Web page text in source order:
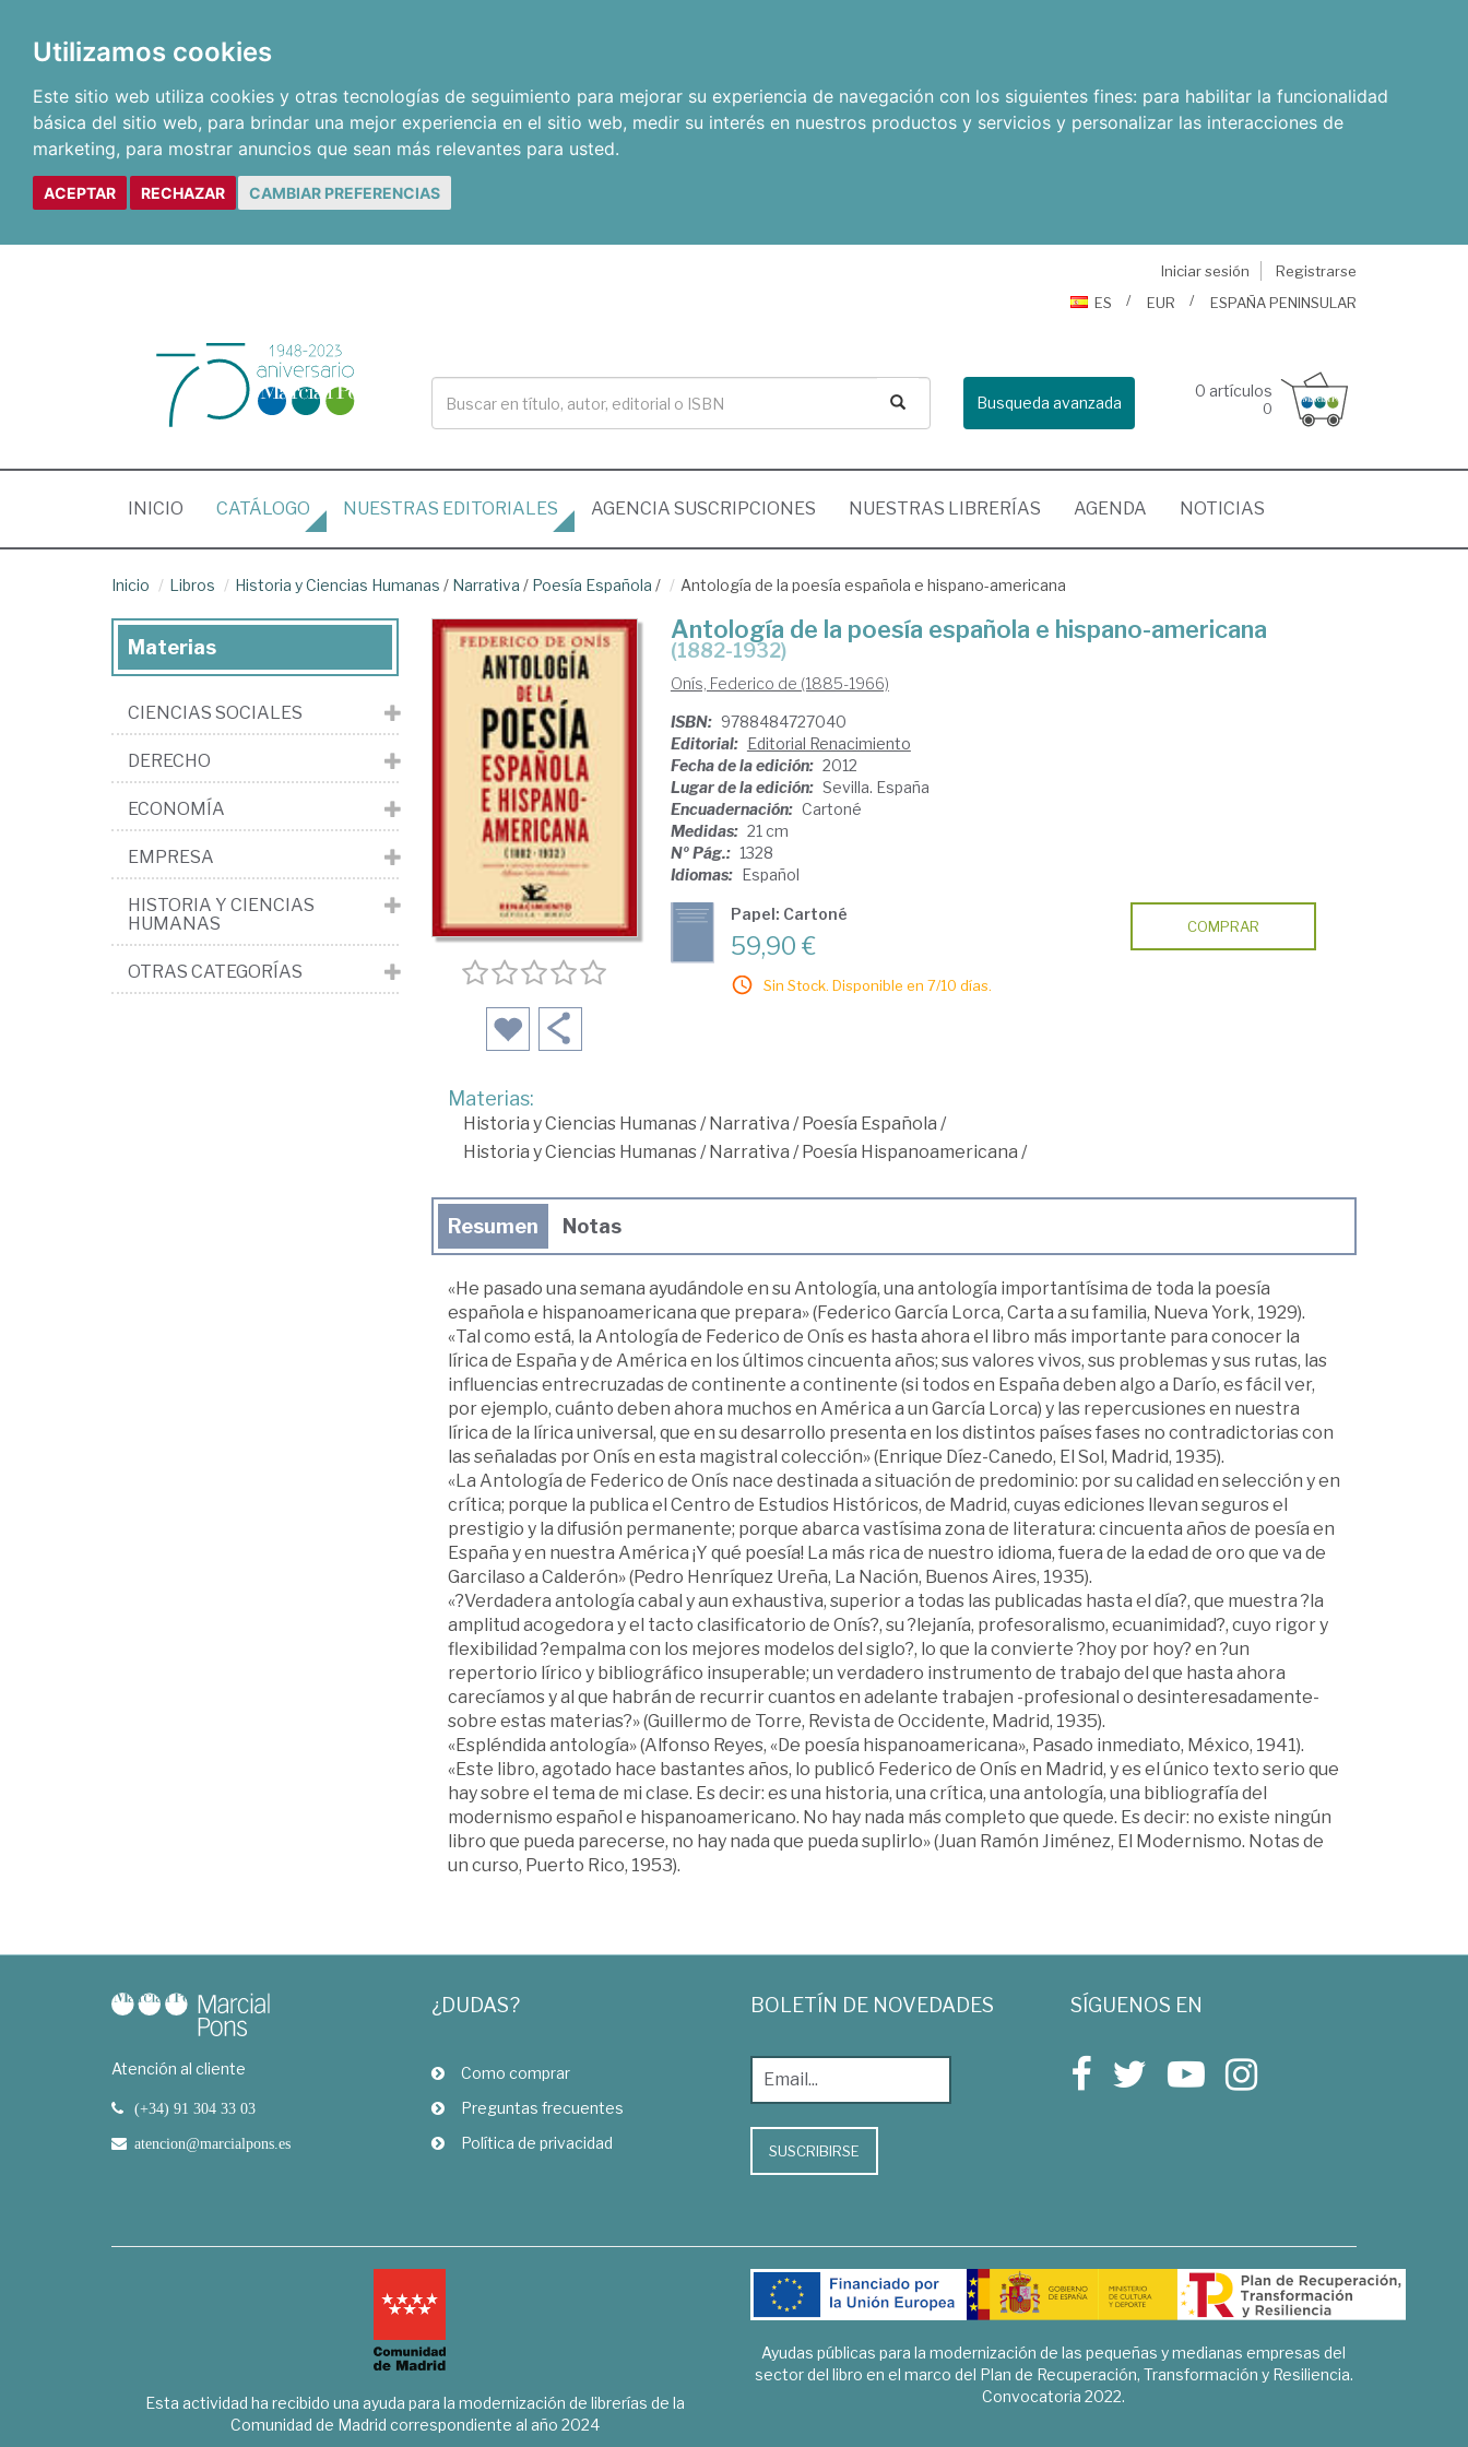
Utilizamos cookies
Este sitio web utiliza cookies y otras tecnologías de seguimiento para mejorar su experiencia de navegación con los siguientes fines: para habilitar la funcionalidad
básica del sitio web, para brindar una mejor experiencia en el sitio web, medir su interés en nuestros productos y servicios y personalizar las interacciones de
marketing, para mostrar anuncios que sean más relevantes para usted.
ACEPTAR RECHAZAR CAMBIAR PREFERENCIAS
Iniciar sesión
Registrarse
ES
EUR ESPAÑA PENINSULAR
Busqueda avanzada
0 artículos
0
INICIO (CURRENT)
CATÁLOGO NUESTRAS EDITORIALES AGENCIA SUSCRIPCIONES NUESTRAS LIBRERÍAS AGENDA NOTICIAS
Inicio Libros Historia y Ciencias Humanas / Narrativa / Poesía Española / Antología de la poesía española e hispano-americana
Antología de la poesía española e hispano-americana
(1882-1932)
Onís, Federico de (1885-1966)
ISBN: 9788484727040
Editorial: Editorial Renacimiento
Fecha de la edición: 2012
Lugar de la edición: Sevilla. España
Encuadernación: Cartoné
Medidas: 21 cm
Nº Pág.: 1328
Idiomas: Español
Papel: Cartoné
59,90 €
Sin Stock. Disponible en 7/10 días.
COMPRAR
Materias:
Historia y Ciencias Humanas/Narrativa /Poesía Española /
Historia y Ciencias Humanas/Narrativa /Poesía Hispanoamericana /
Resumen Notas
«He pasado una semana ayudándole en su Antología, una antología importantísima de toda la poesía
española e hispanoamericana que prepara» (Federico García Lorca, Carta a su familia, Nueva York, 1929).
«Tal como está, la Antología de Federico de Onís es hasta ahora el libro más importante para conocer la
lírica de España y de América en los últimos cincuenta años; sus valores vivos, sus problemas y sus rutas, las
influencias entrecruzadas de continente a continente (si todos en España deben algo a Darío, es fácil ver,
por ejemplo, cuánto deben ahora muchos en América a un García Lorca) y las repercusiones en nuestra
lírica de la lírica universal, que en su desarrollo presenta en los distintos países fases no contradictorias con
las señaladas por Onís en esta magistral colección» (Enrique Díez-Canedo, El Sol, Madrid, 1935).
«La Antología de Federico de Onís nace destinada a situación de predominio: por su calidad en selección y en
crítica; porque la publica el Centro de Estudios Históricos, de Madrid, cuyas ediciones llevan seguros el
prestigio y la difusión permanente; porque abarca vastísima zona de literatura: cincuenta años de poesía en
España y en nuestra América ¡Y qué poesía! La más rica de nuestro idioma, fuera de la edad de oro que va de
Garcilaso a Calderón» (Pedro Henríquez Ureña, La Nación, Buenos Aires, 1935).
«?Verdadera antología cabal y aun exhaustiva, superior a todas las publicadas hasta el día?, que muestra ?la
amplitud acogedora y el tacto clasificatorio de Onís?, su ?lejanía, profesoralismo, ecuanimidad?, cuyo rigor y
flexibilidad ?empalma con los mejores modelos del siglo?, lo que la convierte ?hoy por hoy? en ?un
repertorio lírico y bibliográfico insuperable; un verdadero instrumento de trabajo del que hasta ahora
carecíamos y al que habrán de recurrir cuantos en adelante trabajen -profesional o desinteresadamente-
sobre estas materias?» (Guillermo de Torre, Revista de Occidente, Madrid, 1935).
«Espléndida antología» (Alfonso Reyes, «De poesía hispanoamericana», Pasado inmediato, México, 1941).
«Este libro, agotado hace bastantes años, lo publicó Federico de Onís en Madrid, y es el único texto serio que
hay sobre el tema de mi clase. Es decir: es una historia, una crítica, una antología, una bibliografía del
modernismo español e hispanoamericano. No hay nada más completo que quede. Es decir: no existe ningún
libro que pueda parecerse, no hay nada que pueda suplirlo» (Juan Ramón Jiménez, El Modernismo. Notas de
un curso, Puerto Rico, 1953).
Materias
CIENCIAS SOCIALES
DERECHO
ECONOMÍA
EMPRESA
HISTORIA Y CIENCIAS
HUMANAS
OTRAS CATEGORÍAS
Atención al cliente
(+34) 91 304 33 03
atencion@marcialpons.es
¿DUDAS?
Como comprar
Preguntas frecuentes
Política de privacidad
BOLETÍN DE NOVEDADES
SUSCRIBIRSE
SÍGUENOS EN
Esta actividad ha recibido una ayuda para la modernización de librerías de la
Comunidad de Madrid correspondiente al año 2024
Ayudas públicas para la modernización de las pequeñas y medianas empresas del
sector del libro en el marco del Plan de Recuperación, Transformación y Resiliencia.
Convocatoria 2022.